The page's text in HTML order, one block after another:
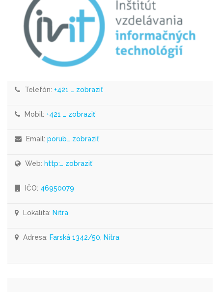
Telefón: +421 … zobraziť
Mobil: +421 … zobraziť
Email: porub… zobraziť
Web: http:… zobraziť
IČO: 46950079
Lokalita: Nitra
Adresa: Farská 1342/50, Nitra